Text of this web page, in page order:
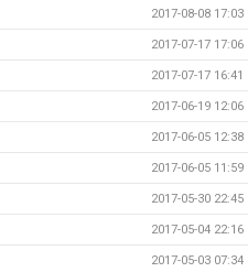
2017-08-08 17:03
2017-07-17 17:06
2017-07-17 16:41
2017-06-19 12:06
2017-06-05 12:38
2017-06-05 11:59
2017-05-30 22:45
2017-05-04 22:16
2017-05-03 07:34